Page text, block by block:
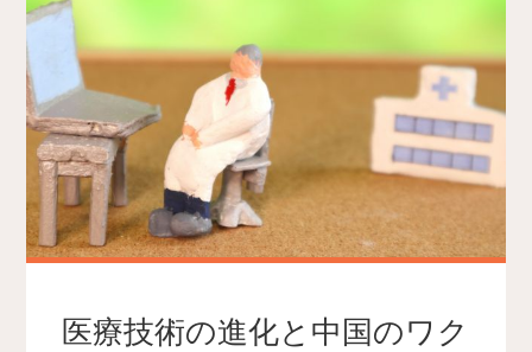
医療技術の進化と中国のワク